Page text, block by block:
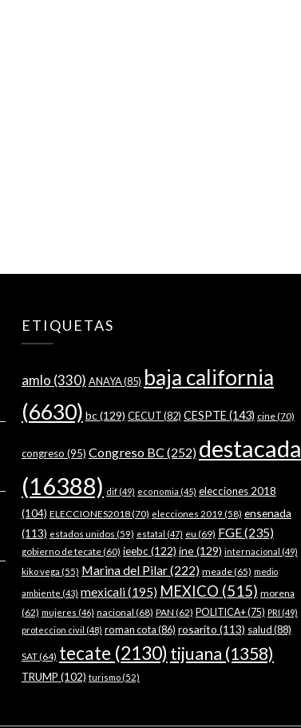
ETIQUETAS
amlo (330) ANAYA(85) baja california
(6630) bc(129) CECUT(82) CESPTE (143) cine(70)
congreso (95) Congreso BC (252) destacada
(16388) dif(49) economia (45) elecciones 2018
(104) ELECCIONES2018(70) elecciones 2019 (58) ensenada
(113) estados unidos (59) estatal (47) eu (69) FGE(235)
gobierno de tecate(60) ieebc(122) ine(129) internacional (49)
kiko vega (55) Marina del Pilar(222) meade(65) medio
ambiente (43) mexicali(195) MEXICO (515) morena
(62) mujeres (46) nacional (68) PAN (62) POLITICA+(75) PRI (49)
proteccion civil (48) roman cota(86) rosarito (113) salud(88)
SAT(64) tecate (2130) tijuana (1358)
TRUMP (102) turismo(52)